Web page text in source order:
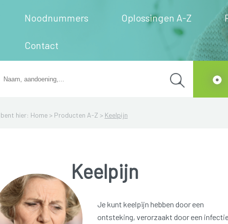
Noodnummers Oplossingen A-Z
Contact
hier: Home > Producten A-Z > Keelpijn
Keelpijn
Je kunt keelpijn hebben door een
ontsteking, verorzaakt door een